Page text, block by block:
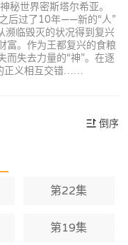
秘世界密斯塔尔希亚。
后过了10年——新的“人”
濒临毁灭的状况得到复兴
富。作为王都复兴的食粮
而失去力量的“神”。在逐
正义相互交错……
倒序
第22集
第19集